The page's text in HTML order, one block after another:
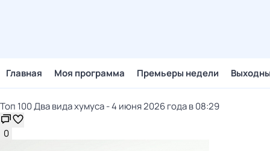
Главная Моя программа Премьеры недели
Топ 100 Два вида хумуса - 4 июня 2026 года в 08:29
0